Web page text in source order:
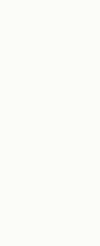
Diese
verpflichtet
Ihre
Located in the
train station, the
amenities. It
the Jura, the
region on your
The advantage:
Interessiert
deren